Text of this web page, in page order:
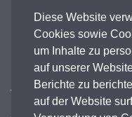
Diese Website
Cookies sowie
um Inhalte zu
auf unserer
Berichte zu
auf der Website
FAQ's
Peak HQ tel:+44 141 812
Peak GmbH tel:+49 (0)
Verbinde dich mit uns